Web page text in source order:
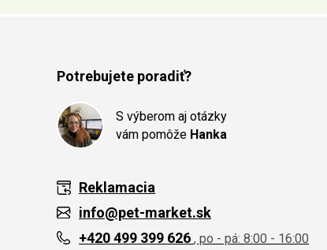
Potrebujete poradiť?
S výberom aj otázky
vám pomôže Hanka
Reklamacia
info@pet-market.sk
+420 499 399 626 , po - pá: 8:00 - 16:00